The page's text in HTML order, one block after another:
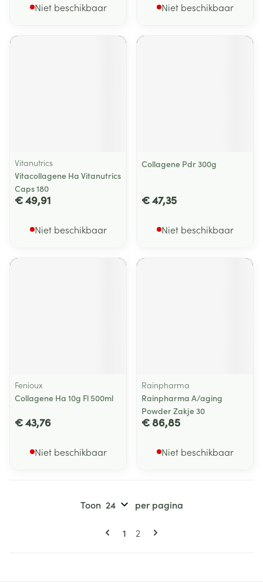
Niet beschikbaar Niet beschikbaar
Vitanutrics
Vitacollagene Ha Vitanutrics
Caps 180
€ 49,91
Niet beschikbaar
Collagene Pdr 300g
€ 47,35
Niet beschikbaar
Fenioux
Collagene Ha 10g Fl 500ml
€ 43,76
Niet beschikbaar
Rainpharma
Rainpharma A/aging
Powder Zakje 30
€ 86,85
Niet beschikbaar
Pagina's
U lees momenteel pagina
1 Pagina
2
Toon per pagina